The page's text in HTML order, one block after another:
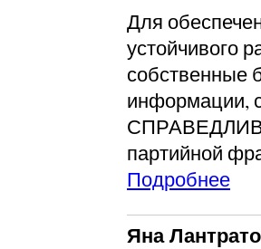
Для
устойчивого
собственные
информации,
партийной
Подробнее
Яна